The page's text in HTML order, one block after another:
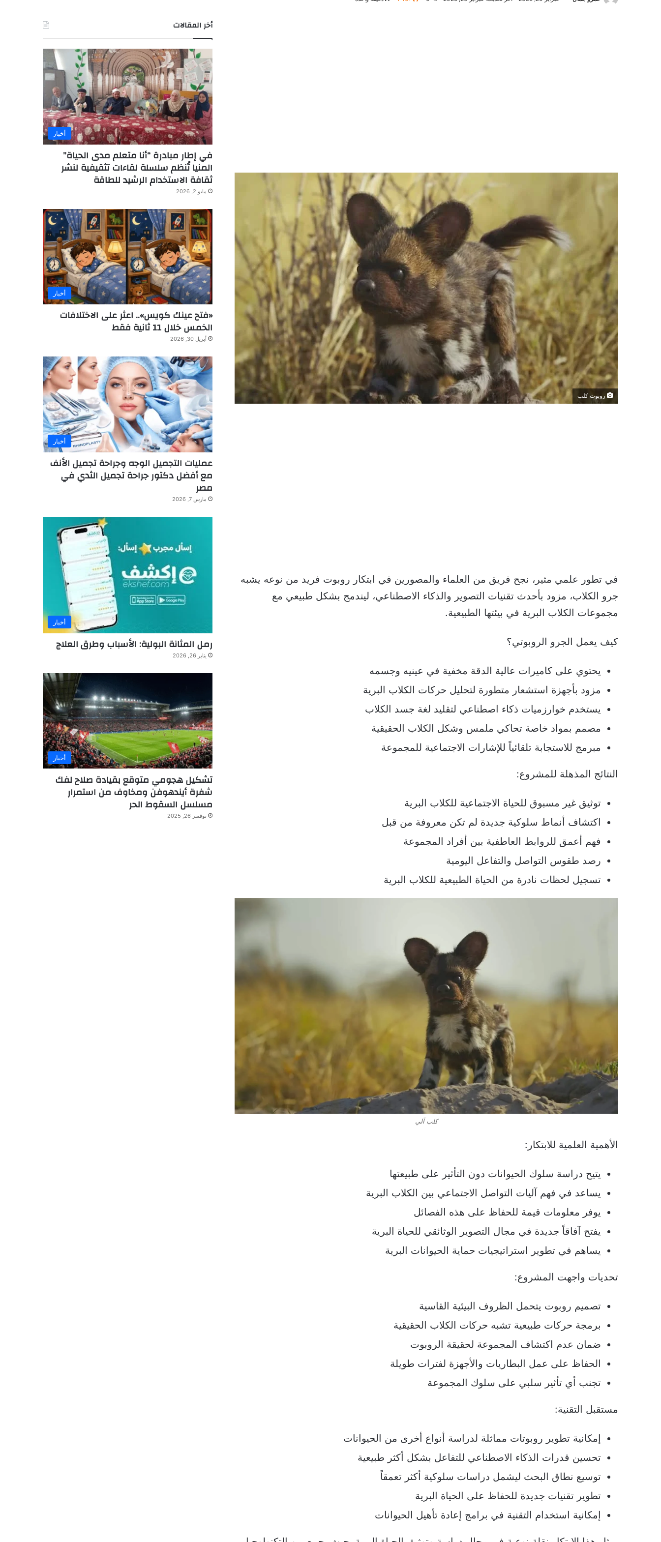
روبوت كلب
في تطور علمي مثير، نجح فريق من العلماء والمصورين في ابتكار روبوت فريد من نوعه يشبه
جرو الكلاب، مزود بأحدث تقنيات التصوير والذكاء الاصطناعي، ليندمج بشكل طبيعي مع
مجموعات الكلاب البرية في بيئتها الطبيعية.
كيف يعمل الجرو الروبوتي؟
يحتوي على كاميرات عالية الدقة مخفية في عينيه وجسمه
مزود بأجهزة استشعار متطورة لتحليل حركات الكلاب البرية
يستخدم خوارزميات ذكاء اصطناعي لتقليد لغة جسد الكلاب
مصمم بمواد خاصة تحاكي ملمس وشكل الكلاب الحقيقية
مبرمج للاستجابة تلقائياً للإشارات الاجتماعية للمجموعة
النتائج المذهلة للمشروع:
توثيق غير مسبوق للحياة الاجتماعية للكلاب البرية
اكتشاف أنماط سلوكية جديدة لم تكن معروفة من قبل
فهم أعمق للروابط العاطفية بين أفراد المجموعة
رصد طقوس التواصل والتفاعل اليومية
تسجيل لحظات نادرة من الحياة الطبيعية للكلاب البرية
كلب آلي
الأهمية العلمية للابتكار:
يتيح دراسة سلوك الحيوانات دون التأثير على طبيعتها
يساعد في فهم آليات التواصل الاجتماعي بين الكلاب البرية
يوفر معلومات قيمة للحفاظ على هذه الفصائل
يفتح آفاقاً جديدة في مجال التصوير الوثائقي للحياة البرية
يساهم في تطوير استراتيجيات حماية الحيوانات البرية
تحديات واجهت المشروع:
تصميم روبوت يتحمل الظروف البيئية القاسية
برمجة حركات طبيعية تشبه حركات الكلاب الحقيقية
ضمان عدم اكتشاف المجموعة لحقيقة الروبوت
الحفاظ على عمل البطاريات والأجهزة لفترات طويلة
تجنب أي تأثير سلبي على سلوك المجموعة
مستقبل التقنية:
إمكانية تطوير روبوتات مماثلة لدراسة أنواع أخرى من الحيوانات
تحسين قدرات الذكاء الاصطناعي للتفاعل بشكل أكثر طبيعية
توسيع نطاق البحث ليشمل دراسات سلوكية أكثر تعمقاً
تطوير تقنيات جديدة للحفاظ على الحياة البرية
إمكانية استخدام التقنية في برامج إعادة تأهيل الحيوانات
أخر المقالات
أخبار
في إطار مبادرة “أنا متعلم مدى الحياة”
المنيا تُنظم سلسلة لقاءات تثقيفية لنشر
ثقافة الاستخدام الرشيد للطاقة
مايو 2, 2026
أخبار
«فتح عينك كويس».. اعثر على الاختلافات
الخمس خلال 11 ثانية فقط
أبريل 30, 2026
أخبار
عمليات التجميل الوجه وجراحة تجميل الأنف
مع أفضل دكتور جراحة تجميل الثدي في
مصر
مارس 7, 2026
أخبار
رمل المثانة البولية: الأسباب وطرق العلاج
يناير 26, 2026
أخبار
تشكيل هجومي متوقع بقيادة صلاح لفك
شفرة أيندهوفن ومخاوف من استمرار
مسلسل السقوط الحر
نوفمبر 26, 2025